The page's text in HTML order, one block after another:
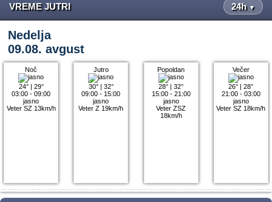
VREME JUTRI 24h ▼
Nedelja
09.08. avgust
Noč
24°| 29°
03:00 - 09:00
jasno
Veter SZ 13km/h
Jutro
30°| 32°
09:00 - 15:00
jasno
Veter Z 19km/h
Popoldan
28° |32°
15:00 - 21:00
jasno
Veter ZSZ
18km/h
Večer
26° |28°
21:00 - 03:00
jasno
Veter SZ 18km/h